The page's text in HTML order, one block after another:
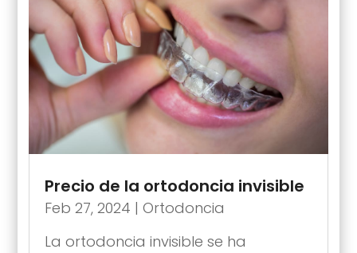
Precio de la ortodoncia invisible
Feb 27, 2024 | Ortodoncia
La ortodoncia invisible se ha